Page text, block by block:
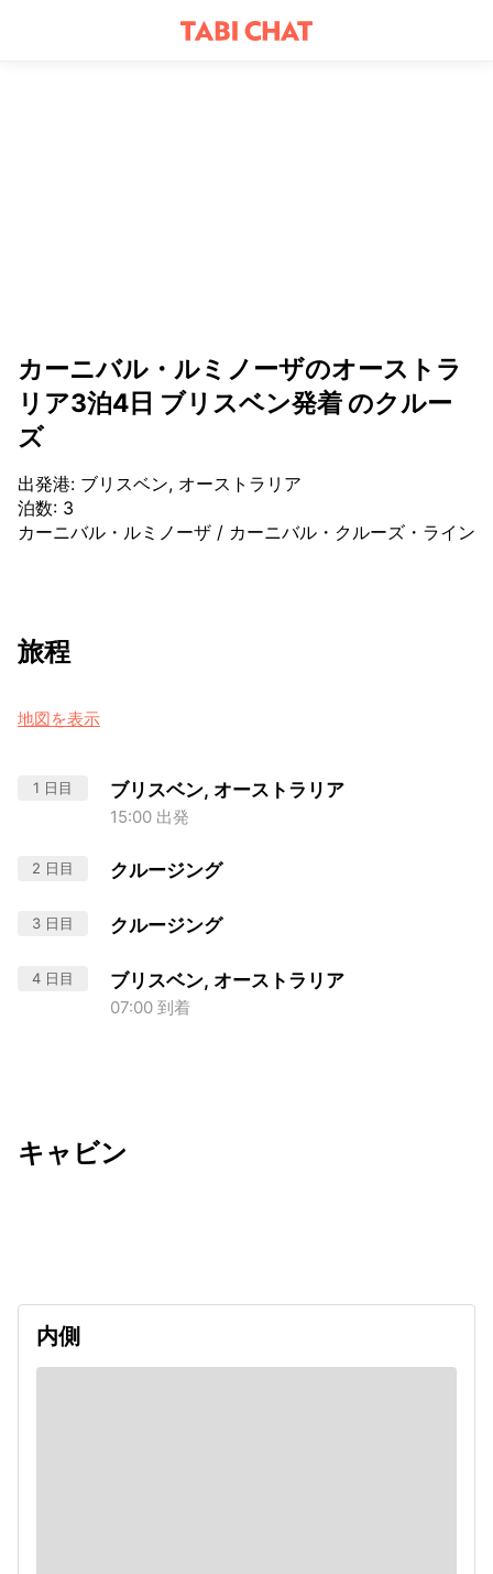
カーニバル・ルミノーザのオーストラ
リア3泊4日 ブリスベン発着 のクルー
ズ
出発港: ブリスベン, オーストラリア
泊数: 3
カーニバル・ルミノーザ / カーニバル・クルーズ・ライン
旅程
地図を表示
1 日目 ブリスベン, オーストラリア
15:00 出発
2 日目 クルージング
3 日目 クルージング
4 日目 ブリスベン, オーストラリア
07:00 到着
キャビン
内側